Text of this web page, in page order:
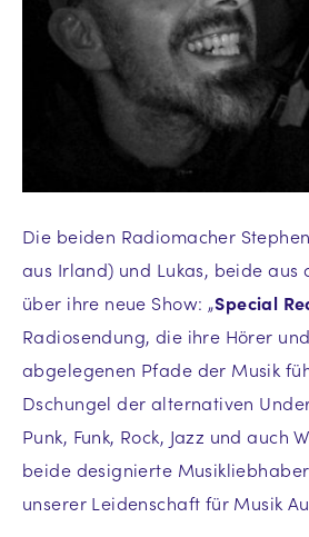
Die beiden Radiomacher
aus Irland) und Lukas, beide aus
über ihre neue Show: „Special
Radiosendung, die ihre Hörer
abgelegenen Pfade der Musik
Dschungel der alternativen
Punk, Funk, Rock, Jazz und auch
beide designierte
unserer Leidenschaft für Musik